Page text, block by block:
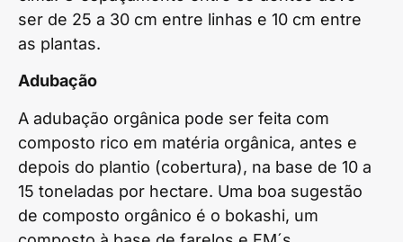
ser de 25 a 30 cm entre linhas e 10 cm entre
as plantas.
Adubação
A adubação orgânica pode ser feita com
composto rico em matéria orgânica, antes e
depois do plantio (cobertura), na base de 10 a
15 toneladas por hectare. Uma boa sugestão
de composto orgânico é o bokashi, um